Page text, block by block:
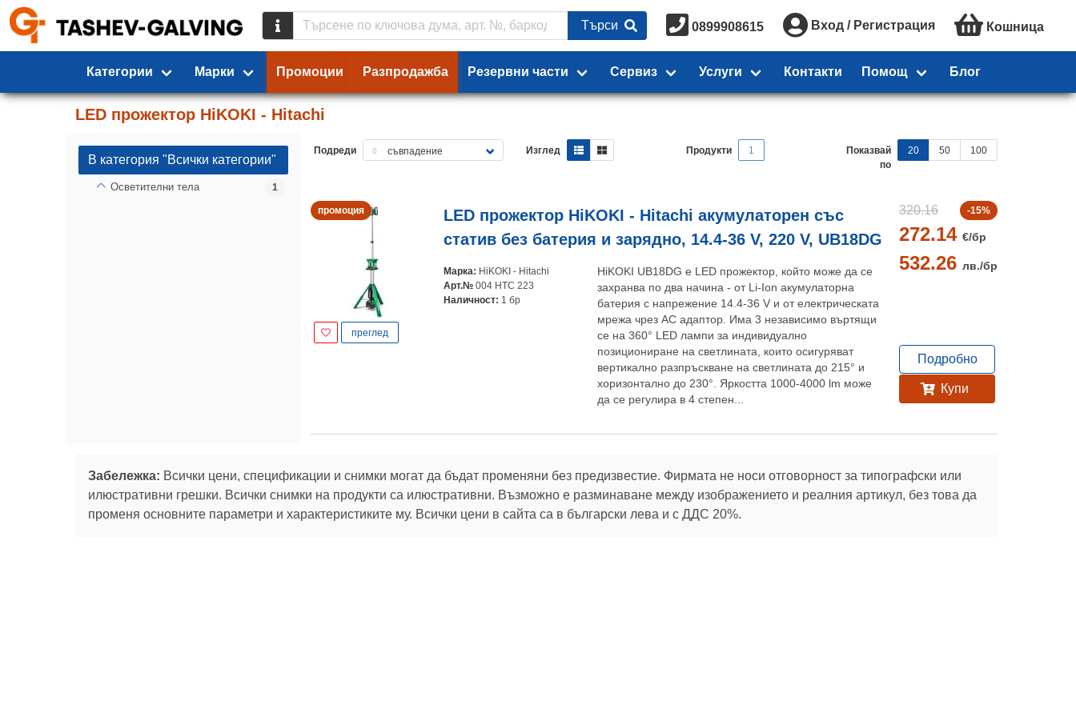
Търси 0899908615 Вход / Регистрация Кошница
Категории Марки Промоции Разпродажба Резервни части Сервиз Услуги Контакти Помощ Блог
LED прожектор HiKOKI - Hitachi
В категория "Всички категории"
Осветителни тела 1
Подреди Изглед Продукти 1
Показвай
по
20 50 100
промоция
преглед
LED прожектор HiKOKI - Hitachi акумулаторен със
статив без батерия и зарядно, 14.4-36 V, 220 V, UB18DG
Марка: HiKOKI - Hitachi
Арт.№ 004 HTC 223
Наличност: 1 бр
HiKOKI UB18DG e LED прожектор, който може да се
захранва по два начина - от Li-Ion акумулаторна
батерия с напрежение 14.4-36 V и от електрическата
мрежа чрез AC адаптор. Има 3 независимо въртящи
се на 360° LED лампи за индивидуално
позициониране на светлината, които осигуряват
вертикално разпръскване на светлината до 215° и
хоризонтално до 230°. Яркостта 1000-4000 lm може
да се регулира в 4 степен...
-15%
320.16
272.14 €/бр
532.26 лв./бр
Подробно
Купи
Забележка: Всички цени, спецификации и снимки могат да бъдат променяни без предизвестие. Фирмата не носи отговорност за типографски или
илюстративни грешки. Всички снимки на продукти са илюстративни. Възможно е разминаване между изображението и реалния артикул, без това да
променя основните параметри и характеристиките му. Всички цени в сайта са в български лева и с ДДС 20%.